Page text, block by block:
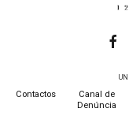
Contactos
Canal de
Denúncia